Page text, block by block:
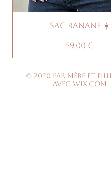
Sac banane ☀️
Prix
59,00 €
© 2020 par Mère et
avec Wix.com